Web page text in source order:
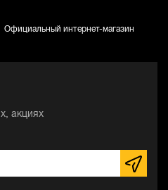
акциях
Официальный интернет-магазин